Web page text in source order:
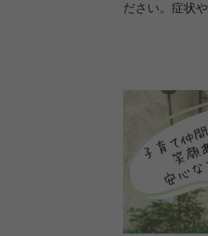
ださい。症状